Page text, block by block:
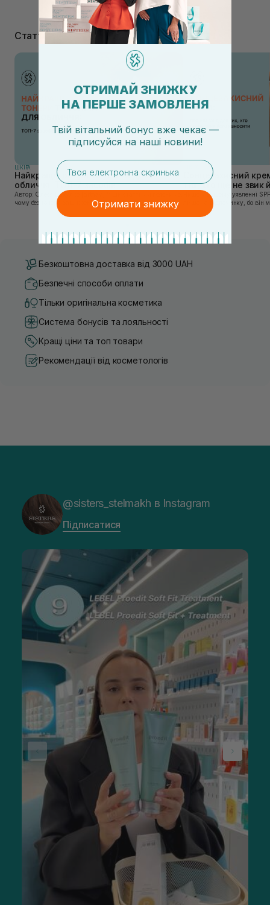
Статті
ШКIРА
Найкращі тонери та тоніки для
обличчя: ТОП-7 засобів
Автор: Олеся Вакулко [artnav] У цій статті ми пояснимо,
чому без тонера ваш крем працює лише на 50%, і як
знайти засіб під потреби саме вашої шкіри. Хибною є
думка, що тонізація — це зайвий е...
Сонцезахисний
тих, хто ще не звик
Якщо у вашому уявленні
лише на відпочинку, бо він
шкірі, може бути
чи скочується під макіяжем
Безкоштовна доставка від 3000 UAH
Безпечні способи оплати
Тільки оригінальна косметика
Система бонусів та лояльності
Кращі ціни та топ товари
Рекомендації від косметологів
@sisters_stelmakh в Instagram
Підписатися
ОТРИМАЙ ЗНИЖКУ
НА ПЕРШЕ ЗАМОВЛЕНЯ
Твій вітальний бонус вже чекає —
підписуйся на наші новини!
email
Отримати знижку